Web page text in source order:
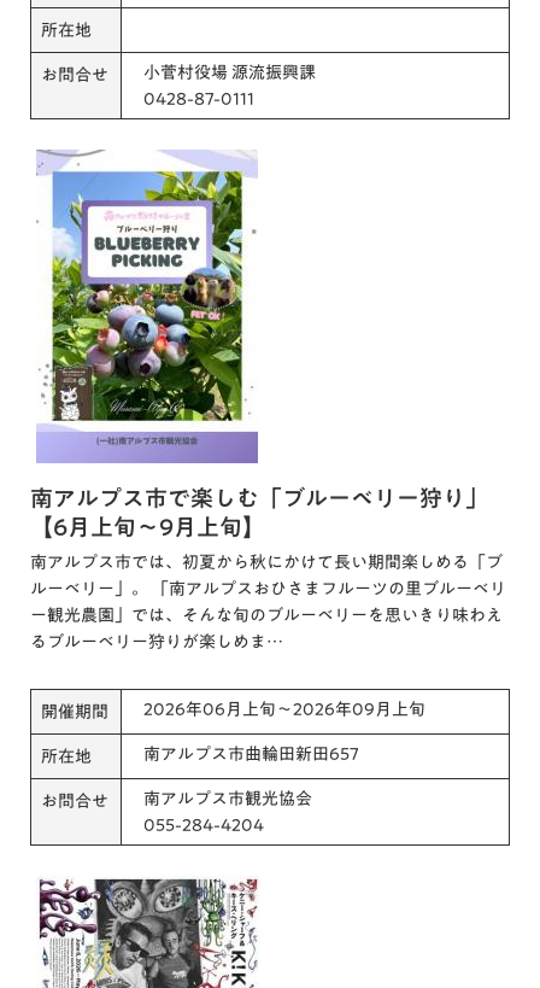
所在地
お問合せ
小菅村役場 源流振興課
0428-87-0111
南アルプス市で楽しむ「ブルーベリー狩り」
【6月上旬～9月上旬】
南アルプス市では、初夏から秋にかけて長い期間楽しめる「ブ
ルーベリー」。 「南アルプスおひさまフルーツの里ブルーベリ
ー観光農園」では、そんな旬のブルーベリーを思いきり味わえ
るブルーベリー狩りが楽しめま…
開催期間 2026年06月上旬～2026年09月上旬
所在地 南アルプス市曲輪田新田657
お問合せ
南アルプス市観光協会
055-284-4204